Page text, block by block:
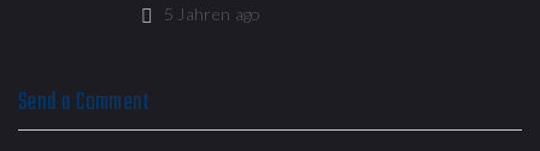
5 Jahren ago
Send a Comment